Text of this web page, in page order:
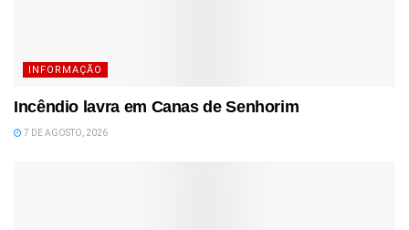
INFORMAÇÃO
Incêndio lavra em Canas de Senhorim
7 DE AGOSTO, 2026